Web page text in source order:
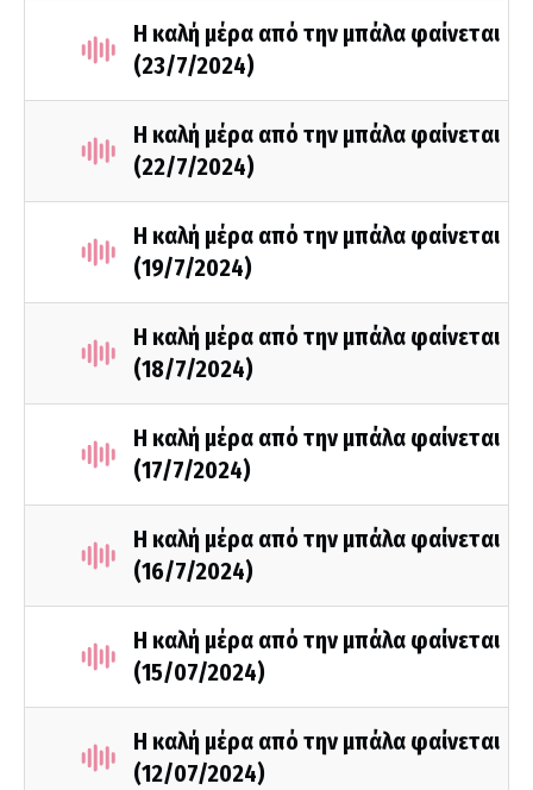
Η καλή μέρα από την μπάλα φαίνεται
(23/7/2024)
Η καλή μέρα από την μπάλα φαίνεται
(22/7/2024)
Η καλή μέρα από την μπάλα φαίνεται
(19/7/2024)
Η καλή μέρα από την μπάλα φαίνεται
(18/7/2024)
Η καλή μέρα από την μπάλα φαίνεται
(17/7/2024)
Η καλή μέρα από την μπάλα φαίνεται
(16/7/2024)
Η καλή μέρα από την μπάλα φαίνεται
(15/07/2024)
Η καλή μέρα από την μπάλα φαίνεται
(12/07/2024)